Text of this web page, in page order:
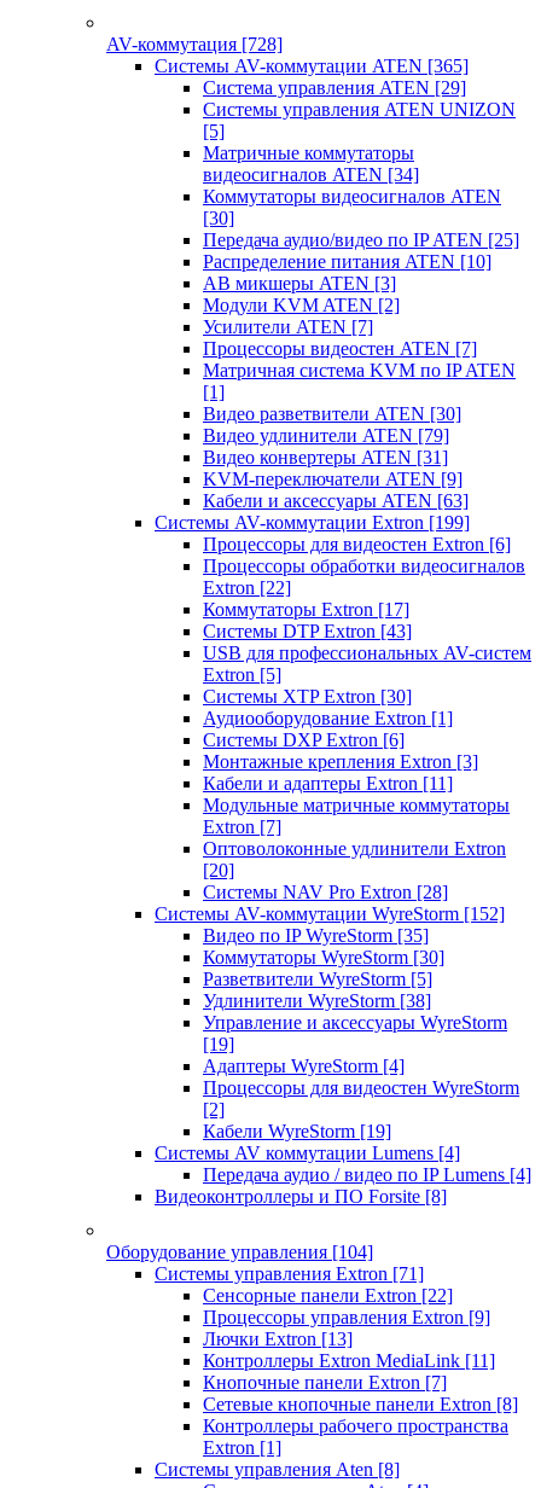
AV-коммутация [728]
Системы AV-коммутации ATEN [365]
Система управления ATEN [29]
Системы управления ATEN UNIZON
[5]
Матричные коммутаторы
видеосигналов ATEN [34]
Коммутаторы видеосигналов ATEN
[30]
Передача аудио/видео по IP ATEN [25]
Распределение питания ATEN [10]
АВ микшеры ATEN [3]
Модули KVM ATEN [2]
Усилители ATEN [7]
Процессоры видеостен ATEN [7]
Матричная система KVM по IP ATEN
[1]
Видео разветвители ATEN [30]
Видео удлинители ATEN [79]
Видео конвертеры ATEN [31]
KVM-переключатели ATEN [9]
Кабели и аксессуары ATEN [63]
Системы AV-коммутации Extron [199]
Процессоры для видеостен Extron [6]
Процессоры обработки видеосигналов
Extron [22]
Коммутаторы Extron [17]
Системы DTP Extron [43]
USB для профессиональных AV-систем
Extron [5]
Системы XTP Extron [30]
Аудиооборудование Extron [1]
Системы DXP Extron [6]
Монтажные крепления Extron [3]
Кабели и адаптеры Extron [11]
Модульные матричные коммутаторы
Extron [7]
Оптоволоконные удлинители Extron
[20]
Системы NAV Pro Extron [28]
Системы AV-коммутации WyreStorm [152]
Видео по IP WyreStorm [35]
Коммутаторы WyreStorm [30]
Разветвители WyreStorm [5]
Удлинители WyreStorm [38]
Управление и аксессуары WyreStorm
[19]
Адаптеры WyreStorm [4]
Процессоры для видеостен WyreStorm
[2]
Кабели WyreStorm [19]
Системы AV коммутации Lumens [4]
Передача аудио / видео по IP Lumens [4]
Видеоконтроллеры и ПО Forsite [8]
Оборудование управления [104]
Системы управления Extron [71]
Сенсорные панели Extron [22]
Процессоры управления Extron [9]
Лючки Extron [13]
Контроллеры Extron MediaLink [11]
Кнопочные панели Extron [7]
Сетевые кнопочные панели Extron [8]
Контроллеры рабочего пространства
Extron [1]
Системы управления Aten [8]